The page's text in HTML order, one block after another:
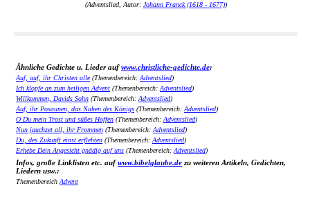
(Adventslied, Autor: Johann Franck (1618 - 1677))
Ähnliche Gedichte u. Lieder aufwww.christliche-gedichte.de:
Auf, auf, ihr Christen alle(Themenbereich:Adventslied)
Ich klopfe an zum heiligen Advent (Themenbereich:Adventslied)
Willkommen, Davids Sohn (Themenbereich:Adventslied)
Auf, ihr Posaunen, das Nahen des Königs (Themenbereich:Adventslied)
O Du mein Trost und süßes Hoffen (Themenbereich:Adventslied)
Nun jauchzet all, ihr Frommen (Themenbereich:Adventslied)
Du, des Zukunft einst erflehten (Themenbereich:Adventslied)
Erhebe Dein Angesicht gnädig auf uns (Themenbereich:Adventslied)
Infos, große Linklisten etc. aufwww.bibelglaube.de zu weiteren Artikeln, Gedichten,
Liedern usw.:
ThemenbereichAdvent